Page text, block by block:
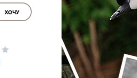
ХОЧУ